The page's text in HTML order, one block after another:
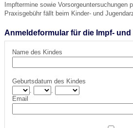
Impftermine sowie Vorsorgeuntersuchungen
Praxisgebühr fällt beim Kinder- und
Anmeldeformular für die Impf-
Name des Kindes
Geburtsdatum des Kindes
Email